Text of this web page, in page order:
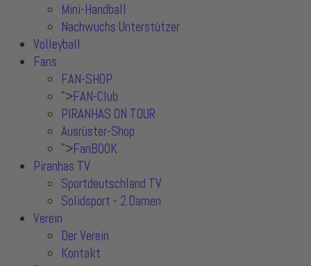
Mini-Handball
Nachwuchs Unterstützer
Volleyball
Fans
FAN-SHOP
">FAN-Club
PIRANHAS ON TOUR
Ausrüster-Shop
">FanBOOK
Piranhas TV
Sportdeutschland TV
Solidsport - 2.Damen
Verein
Der Verein
Kontakt